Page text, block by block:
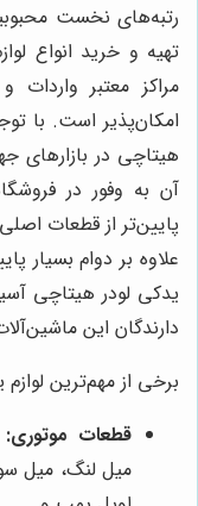
رتبه‌های نخست
تهیه و خرید انواع
مراکز معتبر
امکان‌پذیر است. با
هیتاچی در بازارهای
آن به وفور در
پایین‌تر از قطعات
علاوه بر دوام بسیار
یدکی لودر هیتاچی
دارندگان این
برخی از مهم‌ترین لوازم
قطعات موتوری:
میل لنگ، میل